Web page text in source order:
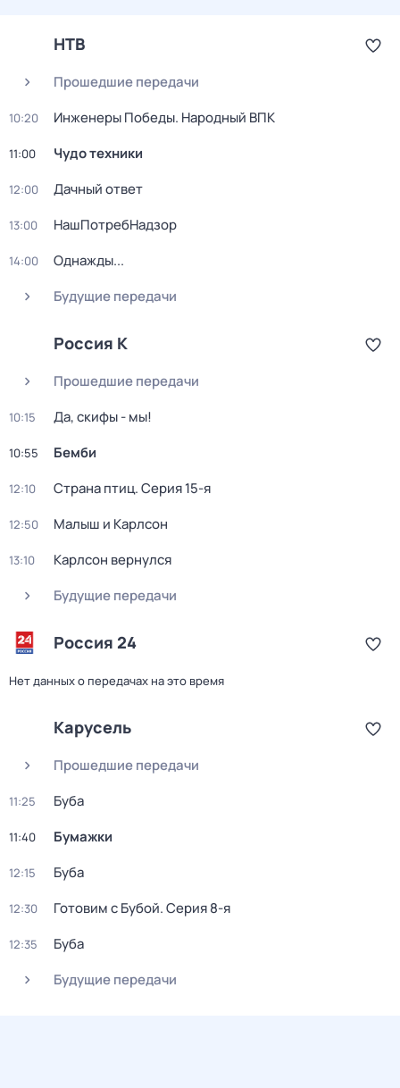
НТВ
Прошедшие передачи
10:20 Инженеры Победы. Народный ВПК
11:00 Чудо техники
12:00 Дачный ответ
13:00 НашПотребНадзор
14:00
Однажды...
Будущие передачи
Россия К
Прошедшие передачи
10:15 Да, скифы - мы!
10:55 Бемби
12:10 Страна птиц. Серия 15-я
12:50 Малыш и Карлсон
13:10
Карлсон вернулся
Будущие передачи
Россия 24
Нет данных о передачах на это время
Карусель
Прошедшие передачи
11:25 Буба
11:40 Бумажки
12:15 Буба
12:30 Готовим с Бубой. Серия 8-я
12:35
Буба
Будущие передачи